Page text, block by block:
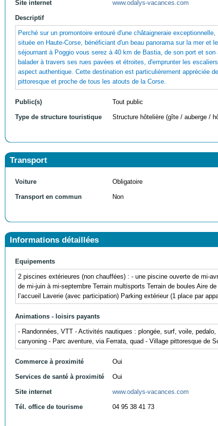
Site internet www.odalys-vacances.com
Descriptif
Perché sur un promontoire entouré d'une châtaigneraie
située en Haute-Corse, bénéficiant d'un beau panorama sur la mer et
séjournant à Poggio vous serez à 40 km de Bastia, de son port et
balader à travers ses rues pavées et étroites, d'emprunter les
aspect authentique. Cette destination est particulièrement appréciée
pittoresque et proche de tous les atouts de la Corse.
Public(s) Tout public
Type de structure touristique Structure hôtelière (gîte / auberge /
Transport
Voiture Obligatoire
Transport en commun Non
Informations détaillées
Equipements
2 piscines extérieures (non chauffées) : - une piscine ouverte de mi-
de mi-juin à mi-septembre Terrain multisports Terrain de boules Aire
l’accueil Laverie (avec participation) Parking extérieur (1 place par
Animations - loisirs payants
- Randonnées, VTT - Activités nautiques : plongée, surf, voile,
canyoning - Parc aventure, via Ferrata, quad - Village pittoresque de
Commerce à proximité Oui
Services de santé à proximité Oui
Site internet www.odalys-vacances.com
Tél. office de tourisme 04 95 38 41 73